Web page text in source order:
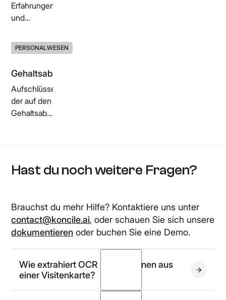
Erfahrungen
und
PERSONALWESEN
Gehaltsabrechnung
Aufschlüsselung
der auf den
Gehaltsabrechnungen
Hast du noch weitere Fragen?
Brauchst du mehr Hilfe? Kontaktiere uns unter
contact@koncile.ai, oder schauen Sie sich unsere
dokumentieren oder buchen Sie eine Demo.
Wie extrahiert OCR Informationen aus
einer Visitenkarte?